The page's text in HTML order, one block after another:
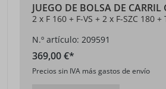
JUEGO DE BOLSA DE CARRIL
2 x F 160 + F-VS + 2 x F-SZC 180 +
N.º artículo: 209591
369,00 €*
Precios sin IVA más gastos de envío